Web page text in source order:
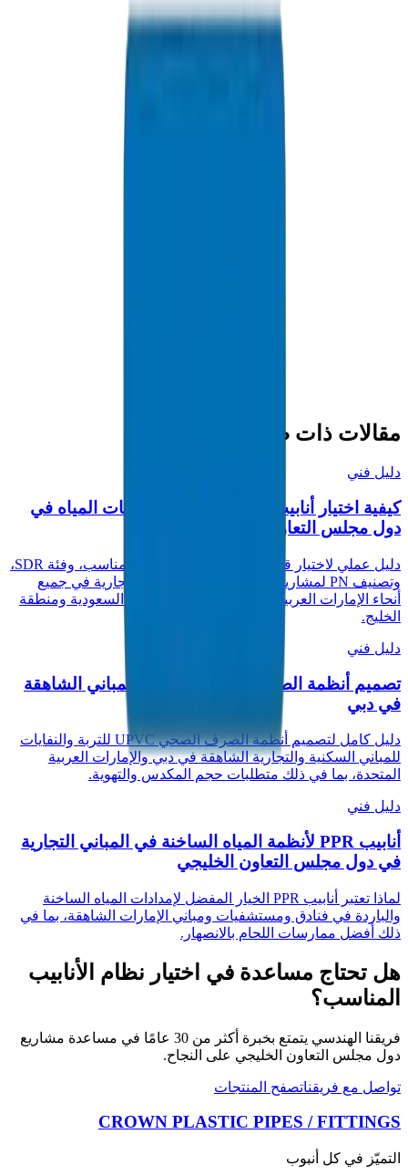
مقالات ذات صلة
دليل فني
كيفية اختيار أنابيب الضغط UPVC لشبكات المياه في
دول مجلس التعاون الخليجي
دليل عملي لاختيار قطر أنبوب الضغط UPVC المناسب، وفئة SDR،
وتصنيف PN لمشاريع إمدادات المياه البلدية والتجارية في جميع
أنحاء الإمارات العربية المتحدة والمملكة العربية السعودية ومنطقة
الخليج.
دليل فني
تصميم أنظمة الصرف الصحي UPVC للمباني الشاهقة
في دبي
دليل كامل لتصميم أنظمة الصرف الصحي UPVC للتربة والنفايات
للمباني السكنية والتجارية الشاهقة في دبي والإمارات العربية
المتحدة، بما في ذلك متطلبات حجم المكدس والتهوية.
دليل فني
أنابيب PPR لأنظمة المياه الساخنة في المباني التجارية
في دول مجلس التعاون الخليجي
لماذا تعتبر أنابيب PPR الخيار المفضل لإمدادات المياه الساخنة
والباردة في فنادق ومستشفيات ومباني الإمارات الشاهقة، بما في
ذلك أفضل ممارسات اللحام بالانصهار.
هل تحتاج مساعدة في اختيار نظام الأنابيب
المناسب؟
فريقنا الهندسي يتمتع بخبرة أكثر من 30 عامًا في مساعدة مشاريع
دول مجلس التعاون الخليجي على النجاح.
تواصل مع فريقناتصفح المنتجات
CROWN PLASTIC PIPES / FITTINGS
التميّز في كل أنبوب